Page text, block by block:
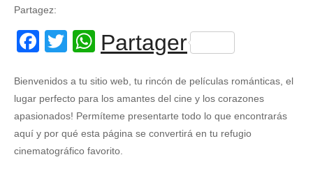
Partagez:
Facebook
TwitterWhatsApp
Partager
Bienvenidos a tu sitio web, tu rincón de películas románticas, el
lugar perfecto para los amantes del cine y los corazones
apasionados! Permíteme presentarte todo lo que encontrarás
aquí y por qué esta página se convertirá en tu refugio
cinematográfico favorito.